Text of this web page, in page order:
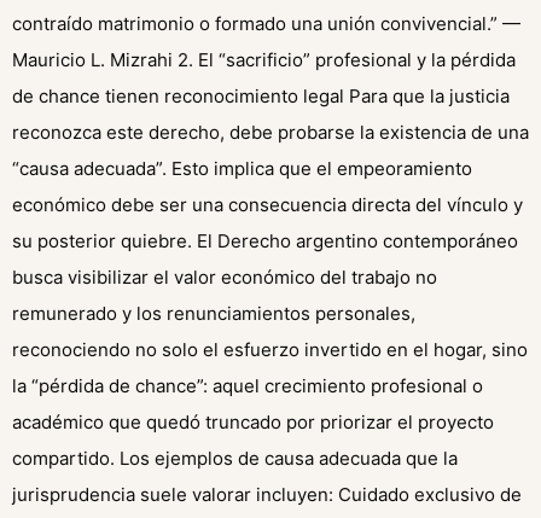
contraído matrimonio o formado una unión convivencial.” —
Mauricio L. Mizrahi 2. El “sacrificio” profesional y la pérdida
de chance tienen reconocimiento legal Para que la justicia
reconozca este derecho, debe probarse la existencia de una
“causa adecuada”. Esto implica que el empeoramiento
económico debe ser una consecuencia directa del vínculo y
su posterior quiebre. El Derecho argentino contemporáneo
busca visibilizar el valor económico del trabajo no
remunerado y los renunciamientos personales,
reconociendo no solo el esfuerzo invertido en el hogar, sino
la “pérdida de chance”: aquel crecimiento profesional o
académico que quedó truncado por priorizar el proyecto
compartido. Los ejemplos de causa adecuada que la
jurisprudencia suele valorar incluyen: Cuidado exclusivo de